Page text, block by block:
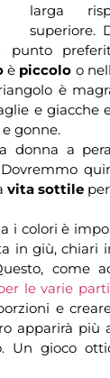
larga
superiore.
punto
è piccolo o
è
e giacche
gonne.
donna a
vita sottile
i colori è
in giù, chiari
come
le varie
e
apparirà più
Un gioco